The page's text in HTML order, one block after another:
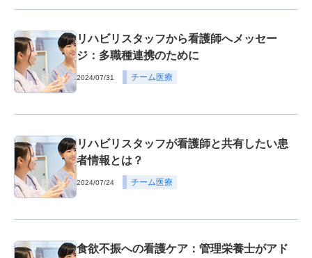
リハビリスタッフから看護師へメッセー
ジ：多職種連携のために
2024/07/31 チーム医療
リハビリスタッフが看護師と共有したい患
者情報とは？
2024/07/24 チーム医療
食欲不振への看護ケア：管理栄養士がアド